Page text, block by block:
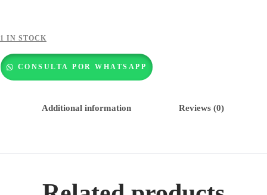
1 IN STOCK
CONSULTA POR WHATSAPP
Additional information Reviews (0)